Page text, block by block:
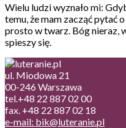
Wielu ludzi wyznało mi:
temu, że mam zacząć pytać
prosto w twarz. Bóg nieraz,
spieszy się.
ul. Miodowa 21
00-246 Warszawa
tel.+48 22 887 02 00
fax. +48 22 887 02 18
e-mail: bik@luteranie.pl